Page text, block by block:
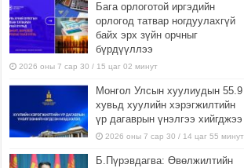
Бага орлоготой иргэдийн
орлогод татвар ногдуулахгүй
байх эрх зүйн орчныг
бүрдүүллээ
2026 оны 7 сар 30 / 15 цаг 02 минут
Монгол Улсын хуулиудын 55.9
хувьд хуулийн хэрэгжилтийн
үр дагаврын үнэлгээ хийгджээ
2026 оны 7 сар 30 / 14 цаг 55 минут
Б.Пүрэвдагва: Өвөлжилтийн